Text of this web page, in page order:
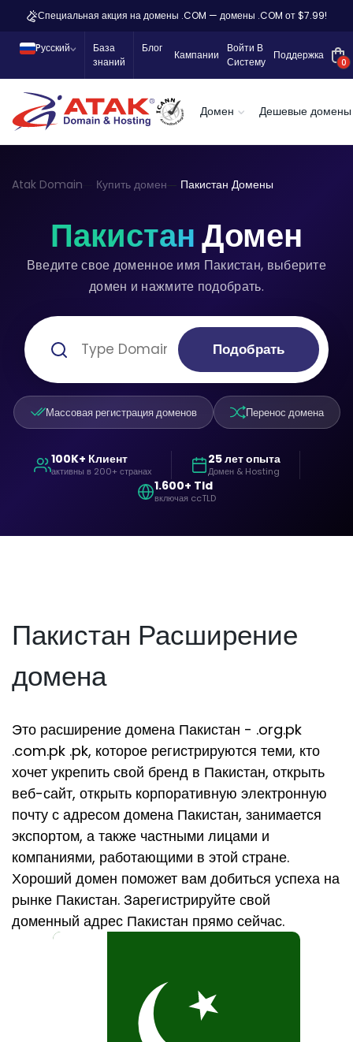
Специальная акция на домены .COM — домены .COM от $7.99!
Pусский
База
знаний
Блог
Кампании
Войти В
Систему
Поддержка
0
Домен Дешевые домены
Atak Domain Купить домен Пакистан Домены
ПакистанДомен
Введите свое доменное имя Пакистан, выберите
домен и нажмите подобрать.
Подобрать
Массовая регистрация доменов Перенос домена
100K+ Клиент
активны в 200+ странах
25 лет опыта
Домен & Hosting
1.600+ Tld
включая ccTLD
Пакистан Расширение
домена
Это расширение домена Пакистан - .org.pk
.com.pk .pk, которое регистрируются теми, кто
хочет укрепить свой бренд в Пакистан, открыть
веб-сайт, открыть корпоративную электронную
почту с адресом домена Пакистан, занимается
экспортом, а также частными лицами и
компаниями, работающими в этой стране.
Хороший домен поможет вам добиться успеха на
рынке Пакистан. Зарегистрируйте свой
доменный адрес Пакистан прямо сейчас.